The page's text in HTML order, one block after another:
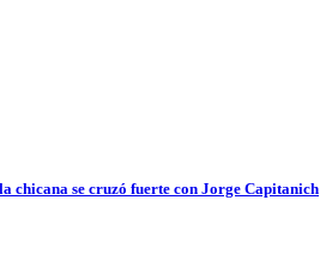
chicana se cruzó fuerte con Jorge Capitanich